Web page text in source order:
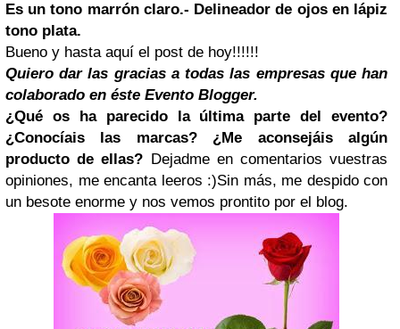
Es un tono marrón claro.- Delineador de ojos en lápiz
tono plata.
Bueno y hasta aquí el post de hoy!!!!!!
Quiero dar las gracias a todas las empresas que han
colaborado en éste Evento Blogger.
¿Qué os ha parecido la última parte del evento?
¿Conocíais las marcas? ¿Me aconsejáis algún
producto de ellas?
Dejadme en comentarios vuestras
opiniones, me encanta leeros :)Sin más, me despido con
un besote enorme y nos vemos prontito por el blog.